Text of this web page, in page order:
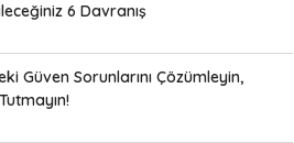
6 Davranış
Güven Sorunlarını Çözümleyin,